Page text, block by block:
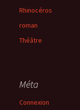
Rhinocéros
roman
Théâtre
Méta
Connexion